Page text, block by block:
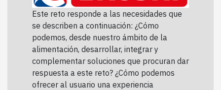
Este reto responde a las necesidades que
se describen a continuación: ¿Cómo
podemos, desde nuestro ámbito de la
alimentación, desarrollar, integrar y
complementar soluciones que procuran dar
respuesta a este reto? ¿Cómo podemos
ofrecer al usuario una experiencia